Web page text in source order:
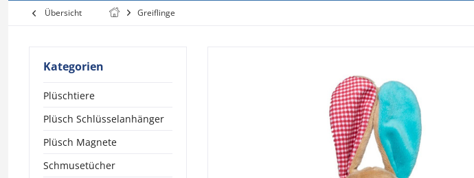
Übersicht Greiflinge
Kategorien
Plüschtiere
Plüsch Schlüsselanhänger
Plüsch Magnete
Schmusetücher